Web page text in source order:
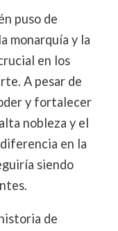
puso de
monarquía y la
en los
A pesar de
y fortalecer
nobleza y el
en la
siendo
de